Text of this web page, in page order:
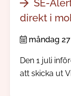
SE-
direkt i
måndag
Den 1 juli
att skicka ut